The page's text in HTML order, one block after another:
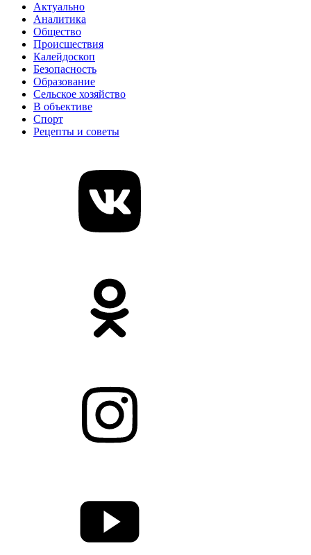
Актуально
Аналитика
Общество
Происшествия
Калейдоскоп
Безопасность
Образование
Сельское хозяйство
В объективе
Спорт
Рецепты и советы